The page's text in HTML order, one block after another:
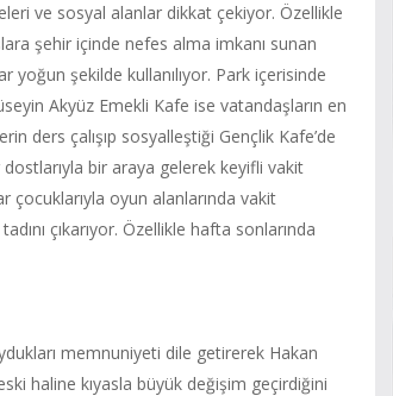
ve sosyal alanlar dikkat çekiyor. Özellikle
şehir içinde nefes alma imkanı sunan
şekilde kullanılıyor. Park içerisinde
Akyüz Emekli Kafe ise vatandaşların en
ders çalışıp sosyalleştiği Gençlik Kafe’de
bir araya gelerek keyifli vakit
çocuklarıyla oyun alanlarında vakit
çıkarıyor. Özellikle hafta sonlarında
memnuniyeti dile getirerek Hakan
haline kıyasla büyük değişim geçirdiğini